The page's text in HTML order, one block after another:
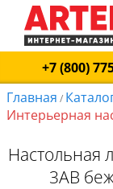
+7 (800)
Главная /
Интерьерная
Настольная
3AB